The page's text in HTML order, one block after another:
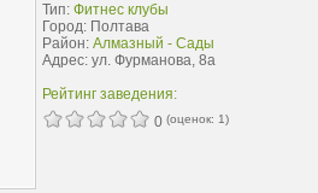
Тип: Фитнес клубы
Город: Полтава
Район: Алмазный - Сады
Адрес: ул. Фурманова, 8а
Рейтинг заведения:
0 (оценок: 1)